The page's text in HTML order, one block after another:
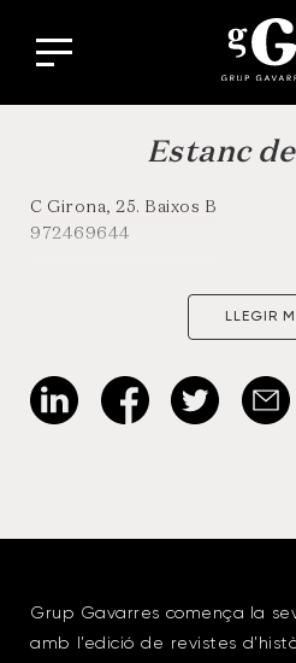
Estanc
C Girona, 25. Baixos B
972469644
LLEGIR
Grup Gavarres comença la
amb l’edició de revistes